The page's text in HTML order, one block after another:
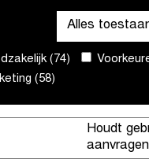
Alles
(74)
(58)
Houdt